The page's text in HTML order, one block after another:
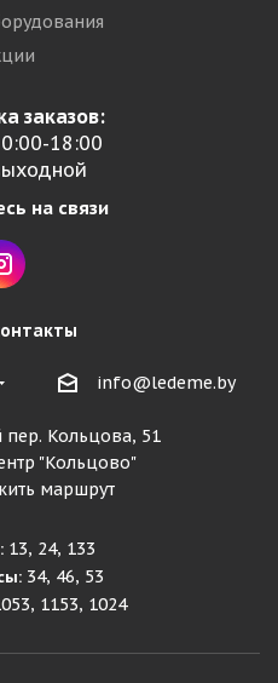
заказов:
18:00
на связи
info@ledeme.by
пер. Кольцова, 51
"Кольцово"
маршрут
13, 24, 133
34, 46, 53
1153, 1024